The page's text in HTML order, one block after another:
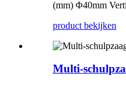
(mm) Φ40mm
product bekijken
Multi-